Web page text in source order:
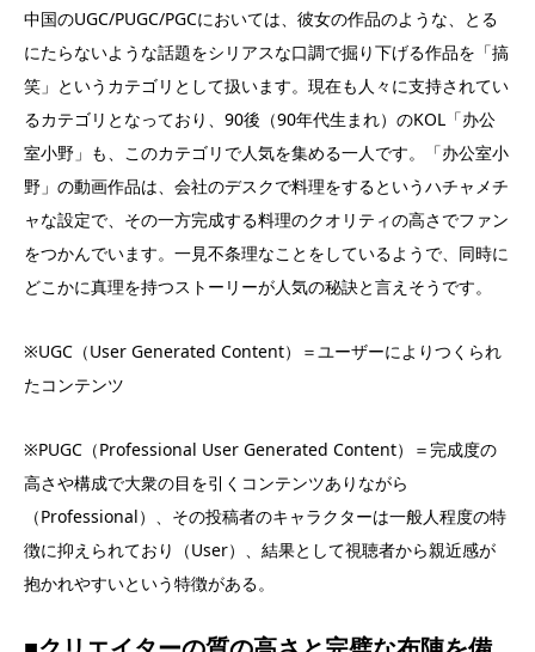
中国のUGC/PUGC/PGCにおいては、彼女の作品のような、とる
にたらないような話題をシリアスな口調で掘り下げる作品を「搞
笑」というカテゴリとして扱います。現在も人々に支持されてい
るカテゴリとなっており、90後（90年代生まれ）のKOL「办公
室小野」も、このカテゴリで人気を集める一人です。「办公室小
野」の動画作品は、会社のデスクで料理をするというハチャメチ
ャな設定で、その一方完成する料理のクオリティの高さでファン
をつかんでいます。一見不条理なことをしているようで、同時に
どこかに真理を持つストーリーが人気の秘訣と言えそうです。
※UGC（User Generated Content）＝ユーザーによりつくられ
たコンテンツ
※PUGC（Professional User Generated Content）＝完成度の
高さや構成で大衆の目を引くコンテンツありながら
（Professional）、その投稿者のキャラクターは一般人程度の特
徴に抑えられており（User）、結果として視聴者から親近感が
抱かれやすいという特徴がある。